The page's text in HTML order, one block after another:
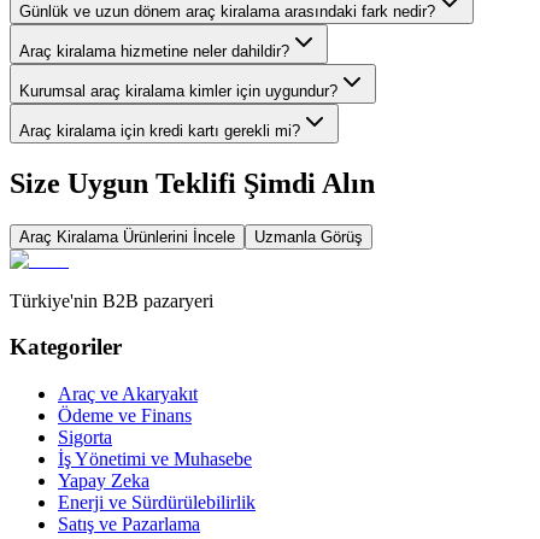
Günlük ve uzun dönem araç kiralama arasındaki fark nedir?
Araç kiralama hizmetine neler dahildir?
Kurumsal araç kiralama kimler için uygundur?
Araç kiralama için kredi kartı gerekli mi?
Size Uygun Teklifi Şimdi Alın
Araç Kiralama Ürünlerini İncele Uzmanla Görüş
Türkiye'nin B2B pazaryeri
Kategoriler
Araç ve Akaryakıt
Ödeme ve Finans
Sigorta
İş Yönetimi ve Muhasebe
Yapay Zeka
Enerji ve Sürdürülebilirlik
Satış ve Pazarlama